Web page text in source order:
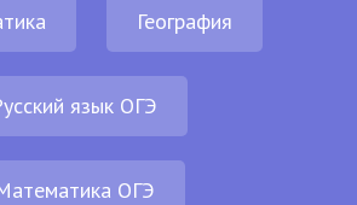
География
язык ОГЭ
ОГЭ